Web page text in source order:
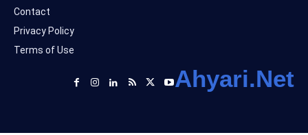
Contact
Privacy Policy
Terms of Use
Ahyari.Net